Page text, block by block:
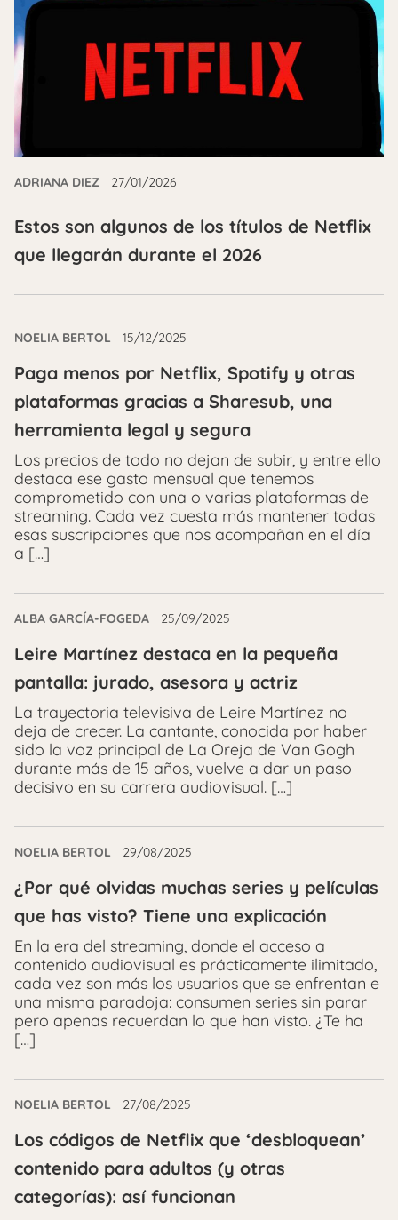
ADRIANA DIEZ 27/01/2026
Estos son algunos de los títulos de Netflix
que llegarán durante el 2026
NOELIA BERTOL 15/12/2025
Paga menos por Netflix, Spotify y otras
plataformas gracias a Sharesub, una
herramienta legal y segura
Los precios de todo no dejan de subir, y entre ello
destaca ese gasto mensual que tenemos
comprometido con una o varias plataformas de
streaming. Cada vez cuesta más mantener todas
esas suscripciones que nos acompañan en el día
a […]
ALBA GARCÍA-FOGEDA 25/09/2025
Leire Martínez destaca en la pequeña
pantalla: jurado, asesora y actriz
La trayectoria televisiva de Leire Martínez no
deja de crecer. La cantante, conocida por haber
sido la voz principal de La Oreja de Van Gogh
durante más de 15 años, vuelve a dar un paso
decisivo en su carrera audiovisual. […]
NOELIA BERTOL 29/08/2025
¿Por qué olvidas muchas series y películas
que has visto? Tiene una explicación
En la era del streaming, donde el acceso a
contenido audiovisual es prácticamente ilimitado,
cada vez son más los usuarios que se enfrentan e
una misma paradoja: consumen series sin parar
pero apenas recuerdan lo que han visto. ¿Te ha
[…]
NOELIA BERTOL 27/08/2025
Los códigos de Netflix que ‘desbloquean’
contenido para adultos (y otras
categorías): así funcionan